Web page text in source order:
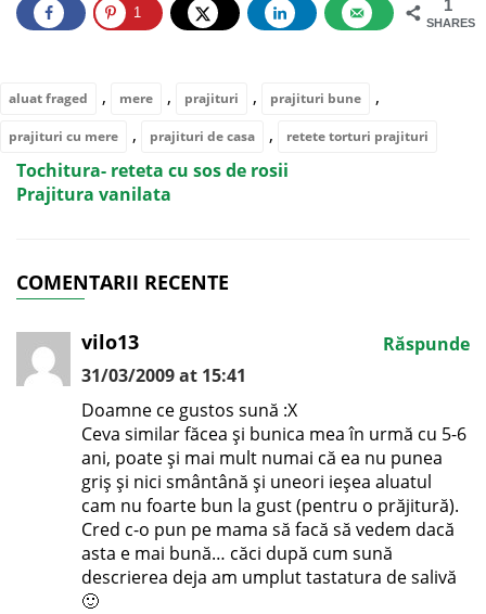
1
SHARES
1
aluat fraged , mere , prajituri , prajituri bune ,
prajituri cu mere , prajituri de casa , retete torturi prajituri
Tochitura- reteta cu sos de rosii
Prajitura vanilata
COMENTARII RECENTE
vilo13
31/03/2009 at 15:41
Doamne ce gustos sună :X
Ceva similar făcea şi bunica mea în urmă cu 5-6
ani, poate şi mai mult numai că ea nu punea
griş şi nici smântână şi uneori ieşea aluatul
cam nu foarte bun la gust (pentru o prăjitură).
Cred c-o pun pe mama să facă să vedem dacă
asta e mai bună… căci după cum sună
descrierea deja am umplut tastatura de salivă
🙂
Răspunde